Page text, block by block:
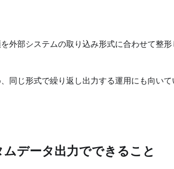
外部システムの取り込み形式に合わせて整
同じ形式で繰り返し出力する運用にも向い
データ出力でできること